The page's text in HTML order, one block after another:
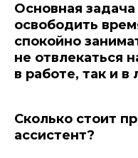
Основная
освободить
спокойно
не отвлекаться
в работе, так и
Сколько стоит
ассистент?